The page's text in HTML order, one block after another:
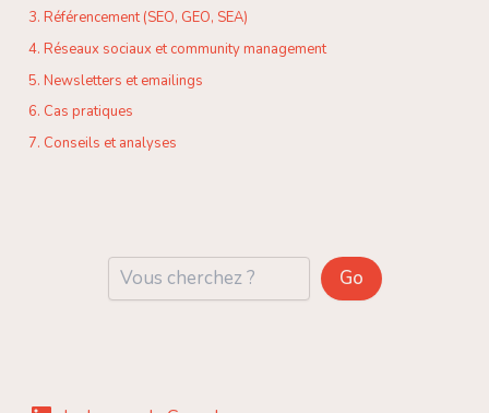
3. Référencement (SEO, GEO, SEA)
4. Réseaux sociaux et community management
5. Newsletters et emailings
6. Cas pratiques
7. Conseils et analyses
Go